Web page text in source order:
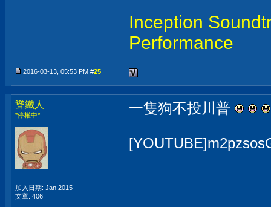
Inception
Performance
2016-03-13, 05:53 PM #25
聳鐵人
*停權中*
加入日期: Jan 2015
文章: 406
一隻狗不投川普